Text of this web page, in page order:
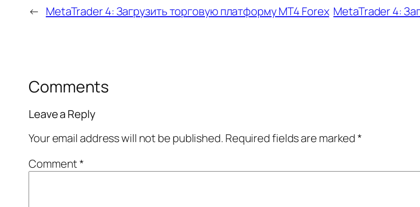
← MetaTrader 4: Загрузить торговую платформу MT4 Forex MetaTrader 4:
Comments
Leave a Reply
Your email address will not be published. Required fields are marked*
Comment*